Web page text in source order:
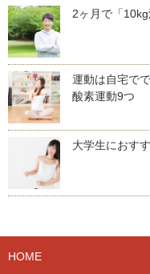
2ヶ月で「
運動は自宅で
酸素運動9つ
大学生におす
HOME